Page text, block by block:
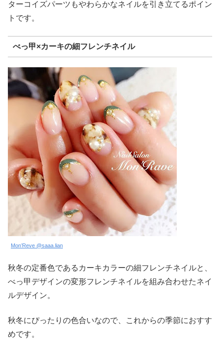
ターコイズパーツもやわらかなネイルを引き立てるポイン
トです。
べっ甲×カーキの細フレンチネイル
Mon’Reve @saaa.lian
秋冬の定番色であるカーキカラーの細フレンチネイルと、
べっ甲デザインの変形フレンチネイルを組み合わせたネイ
ルデザイン。
秋冬にぴったりの色合いなので、これからの季節におすす
めです。